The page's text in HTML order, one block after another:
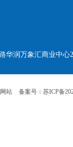
华润万象汇商业中心
站 备案号：苏ICP备